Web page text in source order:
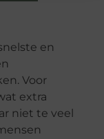
en
Voor
extra
niet te veel